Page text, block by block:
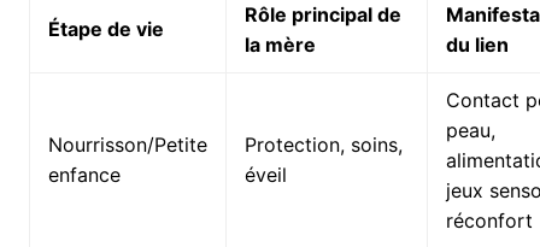
Étape de vie
Rôle principal de
la mère
du lien
Nourrisson/Petite
enfance
Protection, soins,
éveil
Contact
peau,
jeux
réconfort